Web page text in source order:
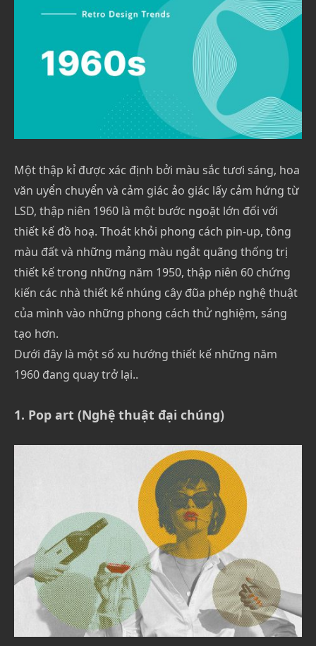
Một thập kỉ được xác định bởi màu sắc tươi sáng, hoa
văn uyển chuyển và cảm giác ảo giác lấy cảm hứng từ
LSD, thập niên 1960 là một bước ngoặt lớn đối với
thiết kế đồ hoạ. Thoát khỏi phong cách pin-up, tông
màu đất và những mảng màu ngắt quãng thống trị
thiết kế trong những năm 1950, thập niên 60 chứng
kiến các nhà thiết kế nhúng cây đũa phép nghệ thuật
của mình vào những phong cách thử nghiệm, sáng
tạo hơn.
Dưới đây là một số xu hướng thiết kế những năm
1960 đang quay trở lại..
1. Pop art (Nghệ thuật đại chúng)